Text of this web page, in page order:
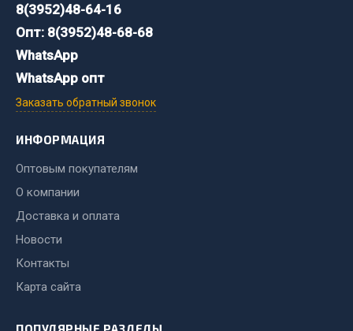
Двигатель
Мост задний
Система питания
Система выпуска газа
Система охлаждения
Сцепление
Тормозная система
Показать ещё
Двигатель
8(3952)48-64-16
Опт: 8(3952)48-68-68
WhatsApp
WhatsApp опт
Заказать обратный звонок
ИНФОРМАЦИЯ
Оптовым покупателям
О компании
Доставка и оплата
Новости
Контакты
Карта сайта